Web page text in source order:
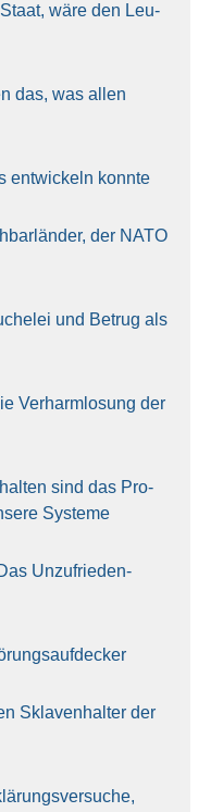
wäre den Leu­
das, was allen
ent­wi­ckeln konn­te
der NATO
und Betrug als
Ver­harm­lo­sung der
sind das Pro­
Sys‍te‍me
Unzufrieden­
Skla­ven­hal­ter der